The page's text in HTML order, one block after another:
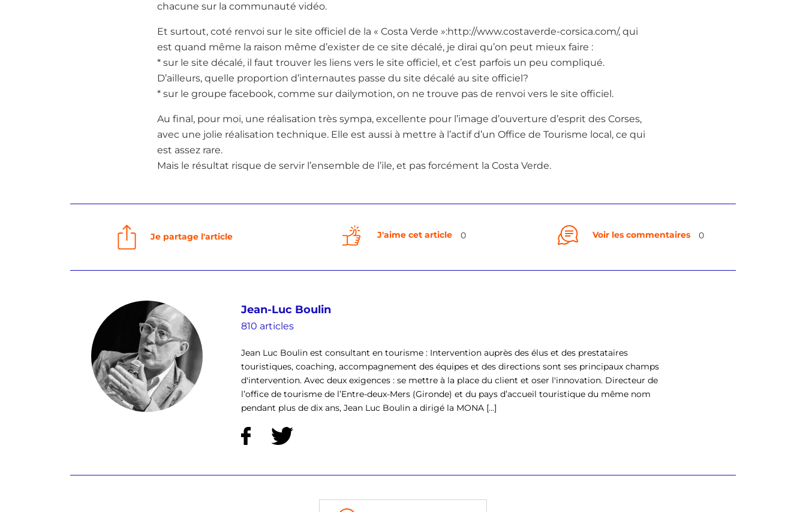
chacune sur la communauté vidéo.
Et surtout, coté renvoi sur le site officiel de la « Costa Verde »:http://www.costaverde-corsica.com/, qui
est quand même la raison même d’exister de ce site décalé, je dirai qu’on peut mieux faire :
* sur le site décalé, il faut trouver les liens vers le site officiel, et c’est parfois un peu compliqué.
D’ailleurs, quelle proportion d’internautes passe du site décalé au site officiel?
* sur le groupe facebook, comme sur dailymotion, on ne trouve pas de renvoi vers le site officiel.
Au final, pour moi, une réalisation très sympa, excellente pour l’image d’ouverture d’esprit des Corses,
avec une jolie réalisation technique. Elle est aussi à mettre à l’actif d’un Office de Tourisme local, ce qui
est assez rare.
Mais le résultat risque de servir l’ensemble de l’ile, et pas forcément la Costa Verde.
Je partage l'article J'aime cet article 0 Voir les commentaires 0
Jean-Luc Boulin
810 articles
Jean Luc Boulin est consultant en tourisme : Intervention auprès des élus et des prestataires
touristiques, coaching, accompagnement des équipes et des directions sont ses principaux champs
d'intervention. Avec deux exigences : se mettre à la place du client et oser l'innovation. Directeur de
l’office de tourisme de l’Entre-deux-Mers (Gironde) et du pays d’accueil touristique du même nom
pendant plus de dix ans, Jean Luc Boulin a dirigé la MONA [...]